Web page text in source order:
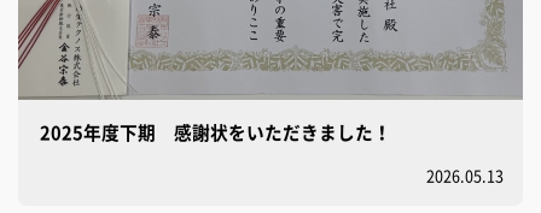
2025年度下期 感謝状をいただきました！
2026.05.13